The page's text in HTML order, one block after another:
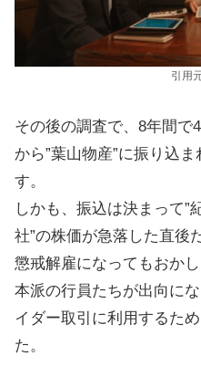
引用
その後の調査で、8年間で
から”葉山物産”に振り込
す。
しかも、振込は決まって”
社”の株価が急落した直後
懲戒解雇になってもおか
本派の行員たちが出向に
イダー取引に利用するた
た。